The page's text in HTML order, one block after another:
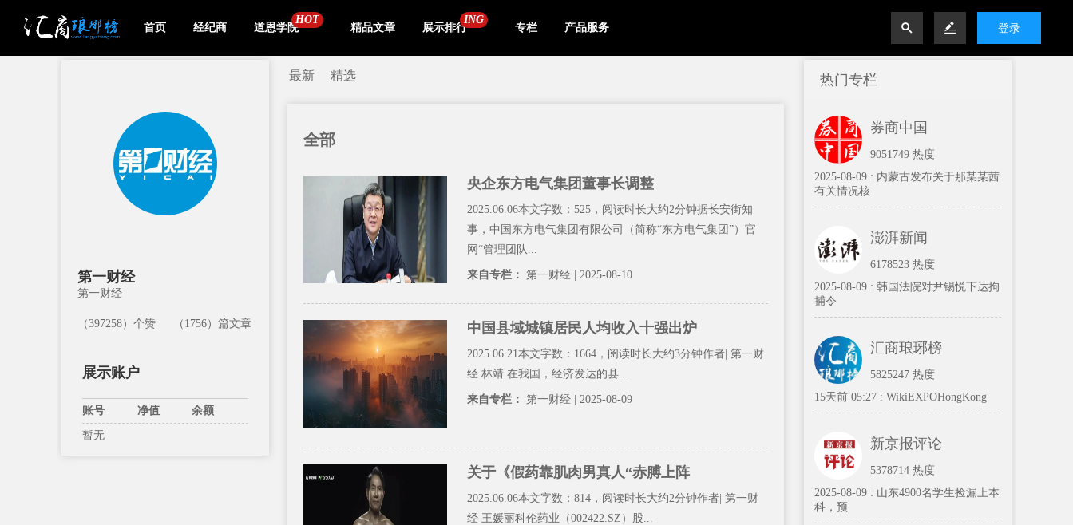
首页 经纪商 道恩学院
HOT
精品文章 展示排行
ING
专栏 产品服务   登录
第一财经
第一财经
（397258）个赞 （1756）篇文章
展示账户
账号 净值 余额
暂无
最新 精选
全部
央企东方电气集团董事长调整
2025.06.06本文字数：525，阅读时长大约2分钟据长安街知
事，中国东方电气集团有限公司（简称“东方电气集团”）官
网“管理团队...
来自专栏： 第一财经 | 2025-08-10
中国县域城镇居民人均收入十强出炉
2025.06.21本文字数：1664，阅读时长大约3分钟作者| 第一财
经 林靖 在我国，经济发达的县...
来自专栏： 第一财经 | 2025-08-09
关于《假药靠肌肉男真人“赤膊上阵
2025.06.06本文字数：814，阅读时长大约2分钟作者| 第一财
经 王媛丽科伦药业（002422.SZ）股...
热门专栏
券商中国
9051749 热度
2025-08-09 : 内蒙古发布关于那某某茜
有关情况核
澎湃新闻
6178523 热度
2025-08-09 : 韩国法院对尹锡悦下达拘
捕令
汇商琅琊榜
5825247 热度
15天前 05:27 : WikiEXPOHongKong
新京报评论
5378714 热度
2025-08-09 : 山东4900名学生捡漏上本
科，预